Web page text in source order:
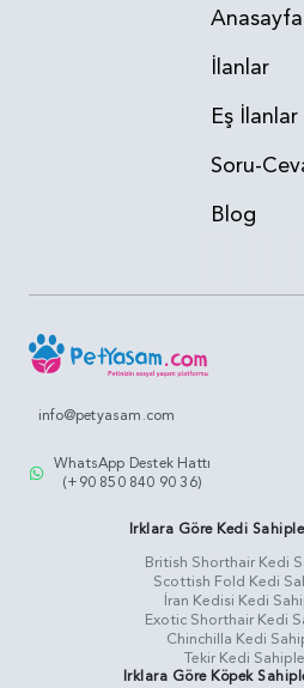
Anasayfa
İlanlar
Eş İlanlar
Soru-
Blog
info@petyasam.com
WhatsApp Destek Hattı
(+90 850 840 90 36)
Irklara Göre Kedi
British Shorthair Kedi
Scottish Fold Kedi
İran Kedisi Kedi
Exotic Shorthair Kedi
Chinchilla Kedi
Tekir Kedi
Irklara Göre Köpek